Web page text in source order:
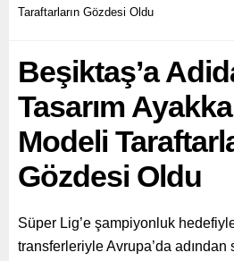
Taraftarların Gözdesi Oldu
Beşiktaş’a
Tasarım
Modeli
Gözdesi Oldu
Süper Lig’e şampiyonluk
transferleriyle Avrupa’da